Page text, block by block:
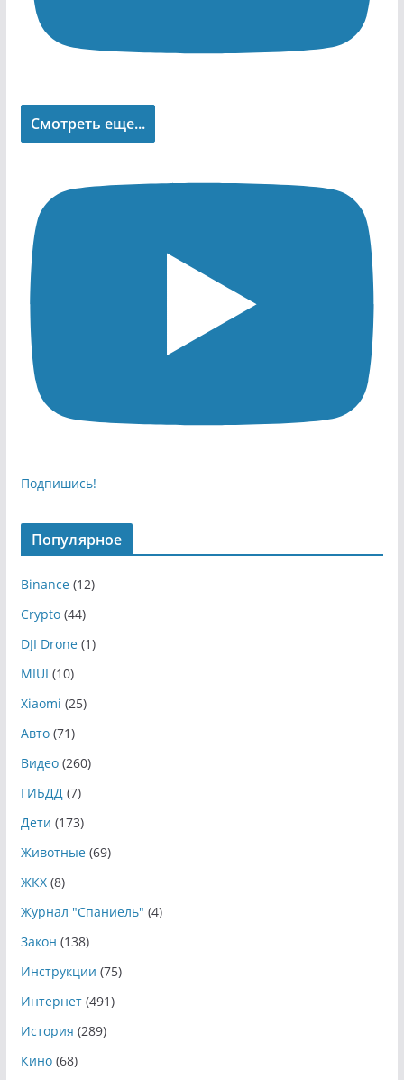
Смотреть еще...
Подпишись!
Популярное
Binance(12)
Crypto(44)
DJI Drone(1)
MIUI (10)
Xiaomi (25)
Авто(71)
Видео(260)
ГИБДД (7)
Дети (173)
Животные(69)
ЖКХ(8)
Журнал "Спаниель" (4)
Закон (138)
Инструкции (75)
Интернет(491)
История (289)
Кино(68)